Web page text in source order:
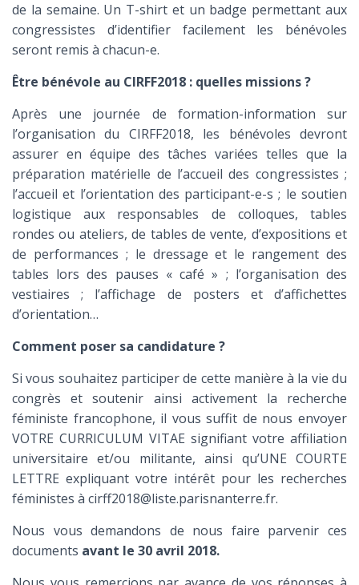
de la semaine. Un T-shirt et un badge permettant aux
congressistes d’identifier facilement les bénévoles
seront remis à chacun-e.
Être bénévole au CIRFF2018 : quelles missions ?
Après une journée de formation-information sur
l’organisation du CIRFF2018, les bénévoles devront
assurer en équipe des tâches variées telles que la
préparation matérielle de l’accueil des congressistes ;
l’accueil et l’orientation des participant-e-s ; le soutien
logistique aux responsables de colloques, tables
rondes ou ateliers, de tables de vente, d’expositions et
de performances ; le dressage et le rangement des
tables lors des pauses « café » ; l’organisation des
vestiaires ; l’affichage de posters et d’affichettes
d’orientation…
Comment poser sa candidature ?
Si vous souhaitez participer de cette manière à la vie du
congrès et soutenir ainsi activement la recherche
féministe francophone, il vous suffit de nous envoyer
VOTRE CURRICULUM VITAE signifiant votre affiliation
universitaire et/ou militante, ainsi qu’UNE COURTE
LETTRE expliquant votre intérêt pour les recherches
féministes à cirff2018@liste.parisnanterre.fr.
Nous vous demandons de nous faire parvenir ces
documents avant le 30 avril 2018.